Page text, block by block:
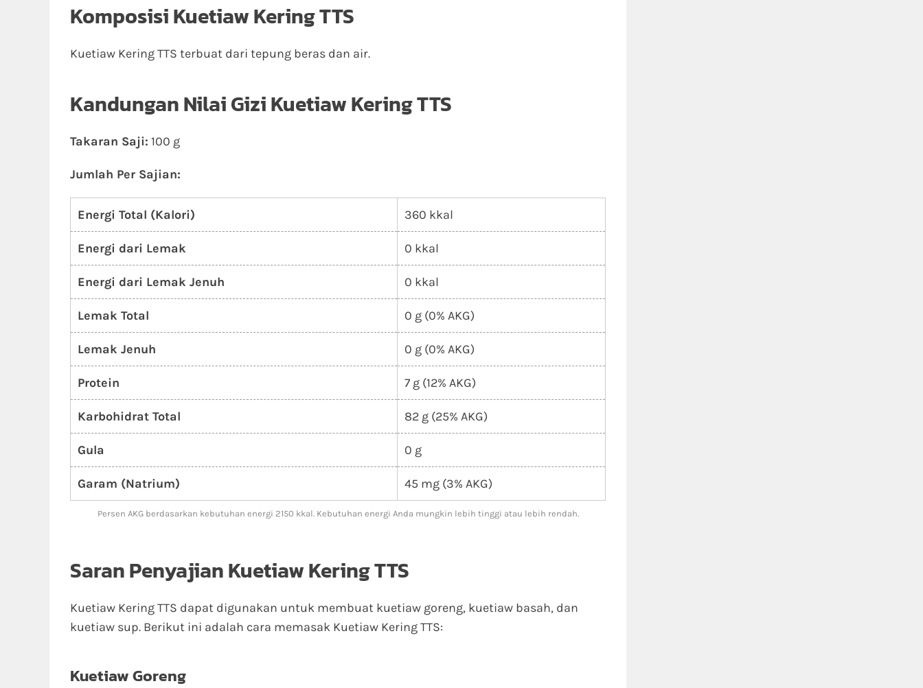
Komposisi Kuetiaw Kering TTS
Kuetiaw Kering TTS terbuat dari tepung beras dan air.
Kandungan Nilai Gizi Kuetiaw Kering TTS
Takaran Saji: 100 g
Jumlah Per Sajian:
Energi Total (Kalori) 360 kkal
Energi dari Lemak 0 kkal
Energi dari Lemak Jenuh 0 kkal
Lemak Total 0 g (0% AKG)
Lemak Jenuh 0 g (0% AKG)
Protein 7 g (12% AKG)
Karbohidrat Total 82 g (25% AKG)
Gula 0 g
Garam (Natrium) 45 mg (3% AKG)
Persen AKG berdasarkan kebutuhan energi 2150 kkal. Kebutuhan energi Anda mungkin lebih tinggi atau lebih rendah.
Saran Penyajian Kuetiaw Kering TTS
Kuetiaw Kering TTS dapat digunakan untuk membuat kuetiaw goreng, kuetiaw basah, dan
kuetiaw sup. Berikut ini adalah cara memasak Kuetiaw Kering TTS:
Kuetiaw Goreng